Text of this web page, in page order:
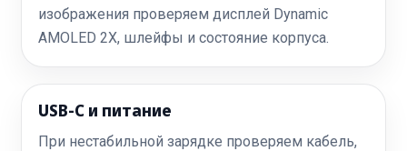
изображения проверяем дисплей Dynamic
AMOLED 2X, шлейфы и состояние корпуса.
USB-C и питание
При нестабильной зарядке проверяем кабель,